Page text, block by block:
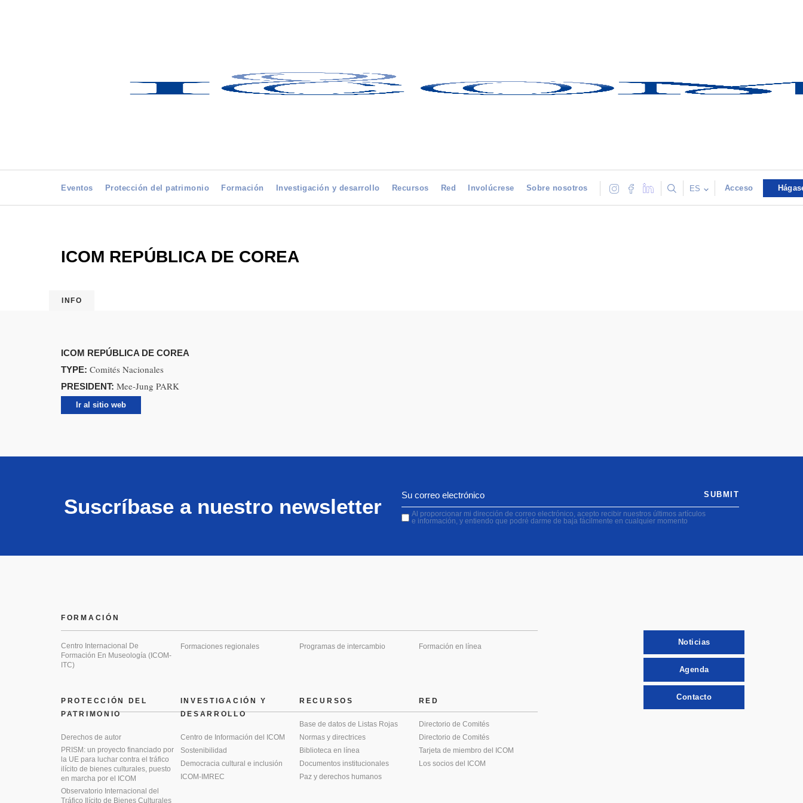
Eventos Protección del patrimonio Formación Investigación y desarrollo Recursos Red Involúcrese Sobre nosotros ES Acceso
ICOM REPÚBLICA DE COREA
INFO
ICOM REPÚBLICA DE COREA
TYPE: Comités Nacionales
PRESIDENT: Mee-Jung PARK
Ir al sitio web
Suscríbase a nuestro newsletter
Al proporcionar mi dirección de correo electrónico, acepto recibir nuestros últimos artículos
e información, y entiendo que podré darme de baja fácilmente en cualquier momento
SUBMIT
PROTECCIÓN DEL
PATRIMONIO
Derechos de autor
PRISM: un proyecto financiado por
la UE para luchar contra el tráfico
ilícito de bienes culturales, puesto
en marcha por el ICOM
Observatorio Internacional del
Tráfico Ilícito de Bienes Culturales
FORMACIÓN
Centro Internacional De
Formación En Museología (ICOM-
ITC)
Formaciones regionales Programas de intercambio Formación en línea
INVESTIGACIÓN Y
DESARROLLO
Centro de Información del ICOM
Sostenibilidad
Democracia cultural e inclusión
ICOM-IMREC
RECURSOS
Base de datos de Listas Rojas
Normas y directrices
Biblioteca en línea
Documentos institucionales
Paz y derechos humanos
RED
Directorio de Comités
Directorio de Comités
Tarjeta de miembro del ICOM
Los socios del ICOM
Noticias
Agenda
Contacto